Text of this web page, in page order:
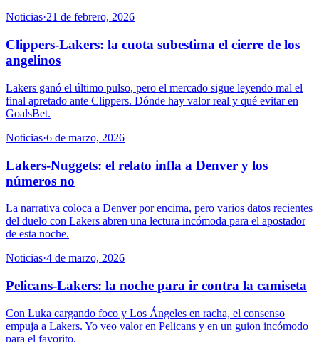
Noticias·21 de febrero, 2026
Clippers-Lakers: la cuota subestima el cierre de los
angelinos
Lakers ganó el último pulso, pero el mercado sigue leyendo mal el
final apretado ante Clippers. Dónde hay valor real y qué evitar en
GoalsBet.
Noticias·6 de marzo, 2026
Lakers-Nuggets: el relato infla a Denver y los
números no
La narrativa coloca a Denver por encima, pero varios datos recientes
del duelo con Lakers abren una lectura incómoda para el apostador
de esta noche.
Noticias·4 de marzo, 2026
Pelicans-Lakers: la noche para ir contra la camiseta
Con Luka cargando foco y Los Ángeles en racha, el consenso
empuja a Lakers. Yo veo valor en Pelicans y en un guion incómodo
para el favorito.